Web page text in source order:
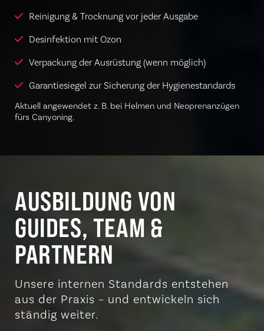
Reinigung & Trocknung vor jeder Ausgabe
Desinfektion mit Ozon
Verpackung der Ausrüstung (wenn möglich)
Garantiesiegel zur Sicherung der Hygienestandards
Aktuell angewendet z. B. bei Helmen und Neoprenanzügen
fürs Canyoning.
AUSBILDUNG VON
GUIDES, TEAM &
PARTNERN
Unsere internen Standards entstehen
aus der Praxis – und entwickeln sich
ständig weiter.